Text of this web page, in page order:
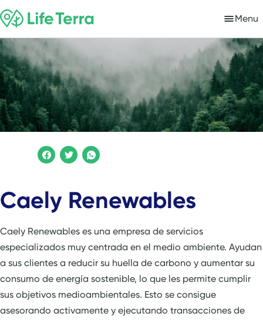
Menu
Caely Renewables
Caely Renewables es una empresa de servicios
especializados muy centrada en el medio ambiente. Ayudan
a sus clientes a reducir su huella de carbono y aumentar su
consumo de energía sostenible, lo que les permite cumplir
sus objetivos medioambientales. Esto se consigue
asesorando activamente y ejecutando transacciones de